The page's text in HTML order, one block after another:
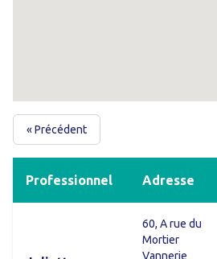
« Précédent
Professionnel Adresse
60, A rue du
Mortier
Vannerie